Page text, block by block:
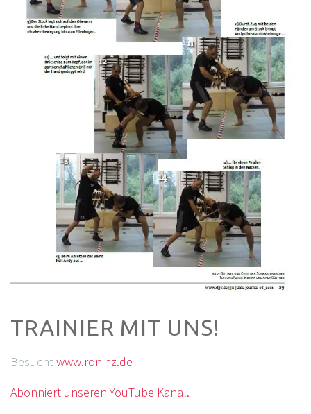
TRAINIER MIT UNS!
Besuchtwww.roninz.de
Abonniert unseren YouTube Kanal.